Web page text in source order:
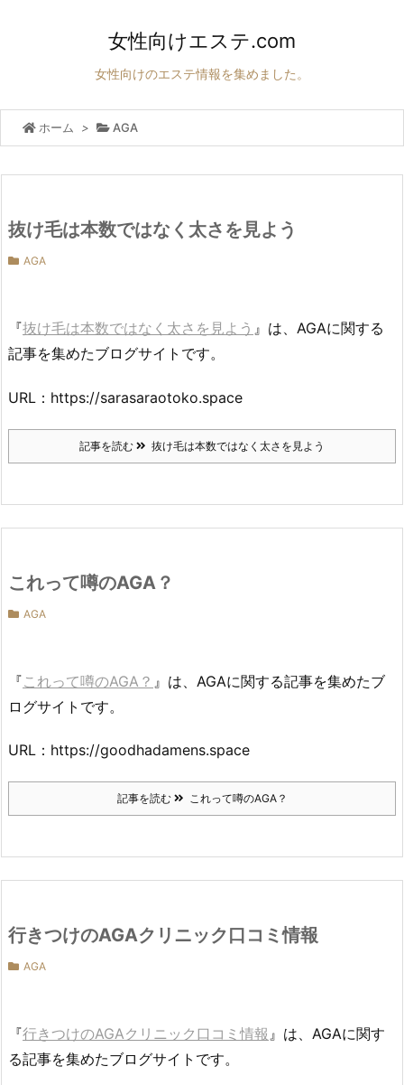
女性向けエステ.com
女性向けのエステ情報を集めました。
ホーム > AGA
抜け毛は本数ではなく太さを見よう
AGA
『抜け毛は本数ではなく太さを見よう 』は、AGAに関する
記事を集めたブログサイトです。
URL：https://sarasaraotoko.space
記事を読む 抜け毛は本数ではなく太さを見よう
これって噂のAGA？
AGA
『これって噂のAGA？ 』は、AGAに関する記事を集めたブ
ログサイトです。
URL：https://goodhadamens.space
記事を読む これって噂のAGA？
行きつけのAGAクリニック口コミ情報
AGA
『行きつけのAGAクリニック口コミ情報 』は、AGAに関す
る記事を集めたブログサイトです。